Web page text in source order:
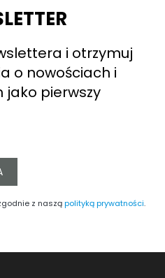
i otrzymuj
o nowościach i
pierwszy
z nasząpolityką prywatności.